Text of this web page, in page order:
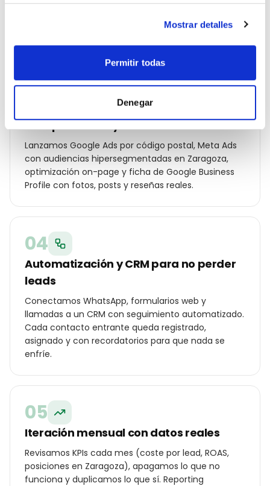
Mostrar detalles
Permitir todas
Denegar
palabras clave por distrito (Centro, Universidad,
Actur, Las Fuentes…), ángulos de campaña para tu
empresa de reformas de la ciudad.
Campañas Ads y SEO local en marcha
Lanzamos Google Ads por código postal, Meta Ads
con audiencias hipersegmentadas en Zaragoza,
optimización on-page y ficha de Google Business
Profile con fotos, posts y reseñas reales.
04
Automatización y CRM para no perder
leads
Conectamos WhatsApp, formularios web y
llamadas a un CRM con seguimiento automatizado.
Cada contacto entrante queda registrado,
asignado y con recordatorios para que nada se
enfríe.
05
Iteración mensual con datos reales
Revisamos KPIs cada mes (coste por lead, ROAS,
posiciones en Zaragoza), apagamos lo que no
funciona y duplicamos lo que sí. Reporting